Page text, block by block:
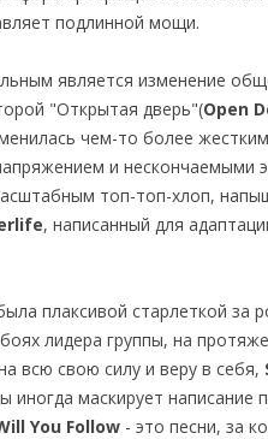
подлинной мощи.
является изменение
"Открытая дверь"(Open
чем-то более
и нескончаемыми
топ-топ-хлоп,
, написанный для
плаксивой старлеткой за
лидера группы, на
всю свою силу и веру в себя,
иногда маскирует
You Follow - это песни, за